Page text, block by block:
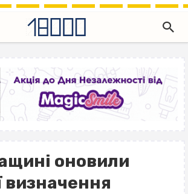
оновили
визначення